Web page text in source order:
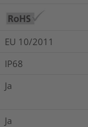
EU 10/2011
IP68
Ja
Ja